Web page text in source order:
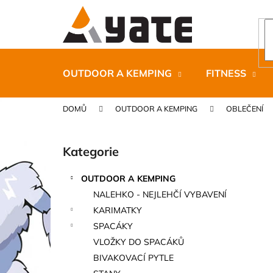
OUTDOOR A KEMPING FITNESS
DOMŮ OUTDOOR A KEMPING OBLEČENÍ
r
a
n
Přeskočit
kategorie
Kategorie
OUTDOOR A KEMPING
NALEHKO - NEJLEHČÍ VYBAVENÍ
KARIMATKY
SPACÁKY
VLOŽKY DO SPACÁKŮ
BIVAKOVACÍ PYTLE
í
do
do
CARNOSPORT GEL 100 ML
899 Kč